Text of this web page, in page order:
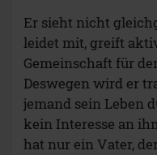
Er sieht nicht
leidet mit, greift
Gemeinschaft für
Deswegen wird er
jemand sein Leben
kein Interesse an
hat nur ein Vater,